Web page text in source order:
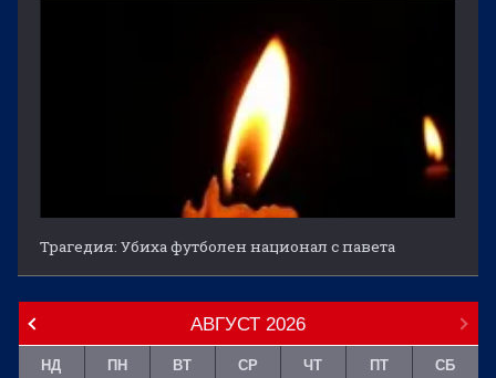
Трагедия: Убиха футболен национал с павета
АВГУСТ 2026
НД ПН ВТ СР ЧТ ПТ СБ